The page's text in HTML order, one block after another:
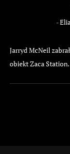
-
Jarryd McNeil
obiekt Zaca Station.